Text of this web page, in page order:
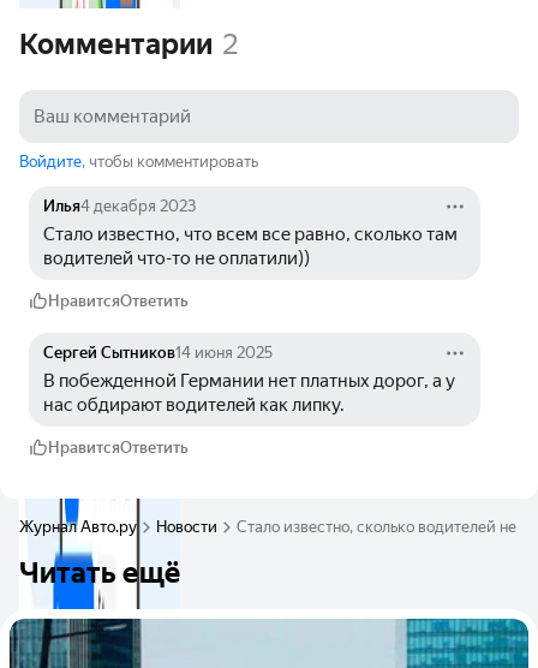
Комментарии 2
Войдите, чтобы комментировать
Илья4 декабря 2023
Стало известно, что всем все равно, сколько там
водителей что-то не оплатили))
НравитсяОтветить
Сергей Сытников14 июня 2025
В побежденной Германии нет платных дорог, а у
нас обдирают водителей как липку.
НравитсяОтветить
Журнал Авто.ру Новости Стало известно, сколько водителей не
Читать ещё